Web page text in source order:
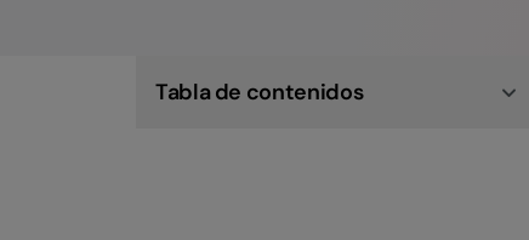
Tabla de contenidos